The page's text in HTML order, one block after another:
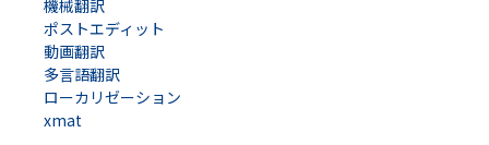
機械翻訳
ポストエディット
動画翻訳
多言語翻訳
ローカリゼーション
xmat